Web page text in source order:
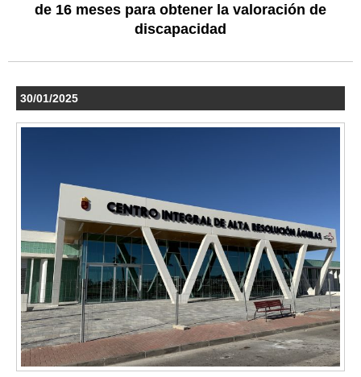
de 16 meses para obtener la valoración de
discapacidad
30/01/2025